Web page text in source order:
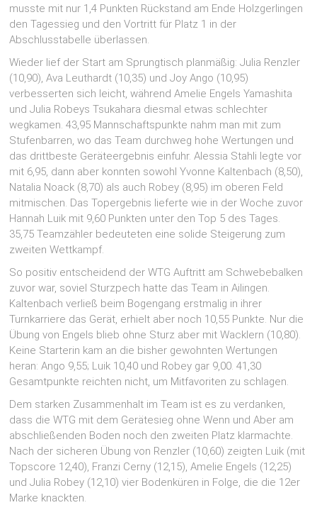
musste mit nur 1,4 Punkten Rückstand am Ende Holzgerlingen
den Tagessieg und den Vortritt für Platz 1 in der
Abschlusstabelle überlassen.
Wieder lief der Start am Sprungtisch planmäßig: Julia Renzler
(10,90), Ava Leuthardt (10,35) und Joy Ango (10,95)
verbesserten sich leicht, während Amelie Engels Yamashita
und Julia Robeys Tsukahara diesmal etwas schlechter
wegkamen. 43,95 Mannschaftspunkte nahm man mit zum
Stufenbarren, wo das Team durchweg hohe Wertungen und
das drittbeste Geräteergebnis einfuhr. Alessia Stahli legte vor
mit 6,95, dann aber konnten sowohl Yvonne Kaltenbach (8,50),
Natalia Noack (8,70) als auch Robey (8,95) im oberen Feld
mitmischen. Das Topergebnis lieferte wie in der Woche zuvor
Hannah Luik mit 9,60 Punkten unter den Top 5 des Tages.
35,75 Teamzähler bedeuteten eine solide Steigerung zum
zweiten Wettkampf.
So positiv entscheidend der WTG Auftritt am Schwebebalken
zuvor war, soviel Sturzpech hatte das Team in Ailingen.
Kaltenbach verließ beim Bogengang erstmalig in ihrer
Turnkarriere das Gerät, erhielt aber noch 10,55 Punkte. Nur die
Übung von Engels blieb ohne Sturz aber mit Wacklern (10,80).
Keine Starterin kam an die bisher gewohnten Wertungen
heran: Ango 9,55; Luik 10,40 und Robey gar 9,00. 41,30
Gesamtpunkte reichten nicht, um Mitfavoriten zu schlagen.
Dem starken Zusammenhalt im Team ist es zu verdanken,
dass die WTG mit dem Gerätesieg ohne Wenn und Aber am
abschließenden Boden noch den zweiten Platz klarmachte.
Nach der sicheren Übung von Renzler (10,60) zeigten Luik (mit
Topscore 12,40), Franzi Cerny (12,15), Amelie Engels (12,25)
und Julia Robey (12,10) vier Bodenküren in Folge, die die 12er
Marke knackten.